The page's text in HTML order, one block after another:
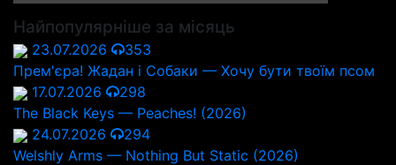
Найпопулярніше за місяць
23.07.2026
353
Прем'єра! Жадан і Собаки — Хочу бути твоїм псом
17.07.2026
298
The Black Keys — Peaches! (2026)
24.07.2026
294
Welshly Arms — Nothing But Static (2026)